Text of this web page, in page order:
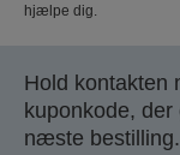
hjælpe dig.
Hold kontakten
kuponkode, der
næste bestilling.